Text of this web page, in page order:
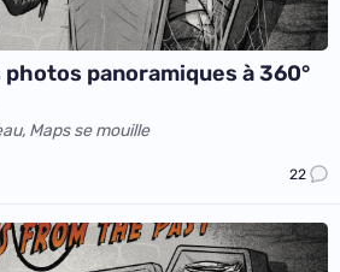
photos panoramiques à 360°
Maps se mouille
22